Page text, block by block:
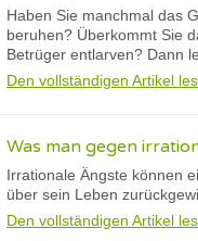
Haben Sie manchmal das
beruhen? Überkommt Sie
Betrüger entlarven? Dann
Den vollständigen Artikel
Was man gegen
Irrationale Ängste können
über sein Leben
Den vollständigen Artikel